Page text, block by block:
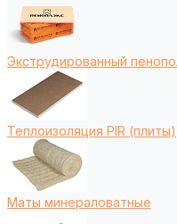
Экструдированный
Теплоизоляция PIR (плиты)
Маты минераловатные